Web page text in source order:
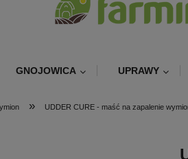
GNOJOWICA UPRAWY
» UDDER CURE - maść na zapalenie